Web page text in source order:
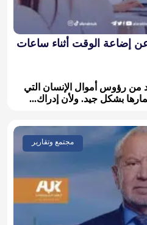
إضاعة الوقت أثناء ساعات
من رؤوس أموال الإنسان التي
بشكل جيد. ولأن إدراك...
مجتمع وتقارير